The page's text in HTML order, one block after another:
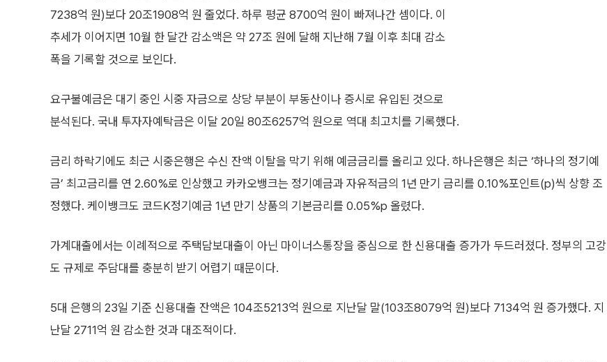
7238억 원)보다 20조1908억 원 줄었다. 하루 평균 8700억 원이 빠져나간 셈이다. 이
추세가 이어지면 10월 한 달간 감소액은 약 27조 원에 달해 지난해 7월 이후 최대 감소
폭을 기록할 것으로 보인다.
요구불예금은 대기 중인 시중 자금으로 상당 부분이 부동산이나 증시로 유입된 것으로
분석된다. 국내 투자자예탁금은 이달 20일 80조6257억 원으로 역대 최고치를 기록했다.
금리 하락기에도 최근 시중은행은 수신 잔액 이탈을 막기 위해 예금금리를 올리고 있다. 하나은행은 최근 ‘하나의 정기예
금’ 최고금리를 연 2.60%로 인상했고 카카오뱅크는 정기예금과 자유적금의 1년 만기 금리를 0.10%포인트(p)씩 상향 조
정했다. 케이뱅크도 코드K정기예금 1년 만기 상품의 기본금리를 0.05%p 올렸다.
가계대출에서는 이례적으로 주택담보대출이 아닌 마이너스통장을 중심으로 한 신용대출 증가가 두드러졌다. 정부의 고강
도 규제로 주담대를 충분히 받기 어렵기 때문이다.
5대 은행의 23일 기준 신용대출 잔액은 104조5213억 원으로 지난달 말(103조8079억 원)보다 7134억 원 증가했다. 지
난달 2711억 원 감소한 것과 대조적이다.